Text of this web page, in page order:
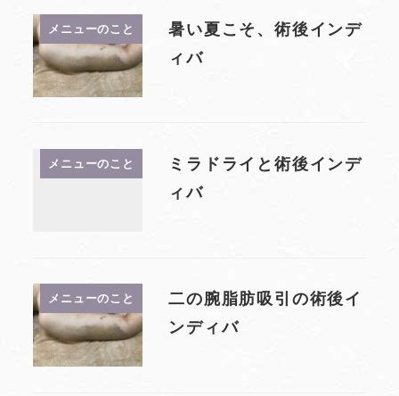
メニューのこと
暑い夏こそ、術後インデ
ィバ
メニューのこと
ミラドライと術後インデ
ィバ
メニューのこと
二の腕脂肪吸引の術後イ
ンディバ